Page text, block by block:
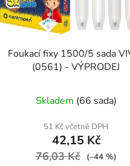
Foukací fixy 1500/5 sada
(0561) - VÝPRODEJ
Skladem (66 sada)
51 Kč včetně DPH
42,15 Kč
76,03 Kč (–44 %)